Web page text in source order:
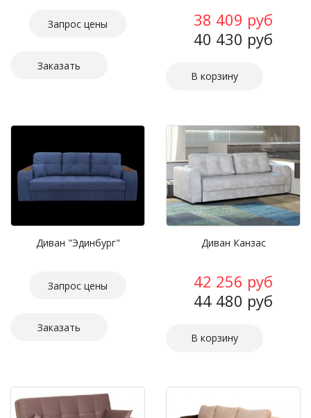
Запрос цены
Заказать
38 409 руб
40 430 руб
Диван "Эдинбург"
Запрос цены
Заказать
Диван Канзас
42 256 руб
44 480 руб